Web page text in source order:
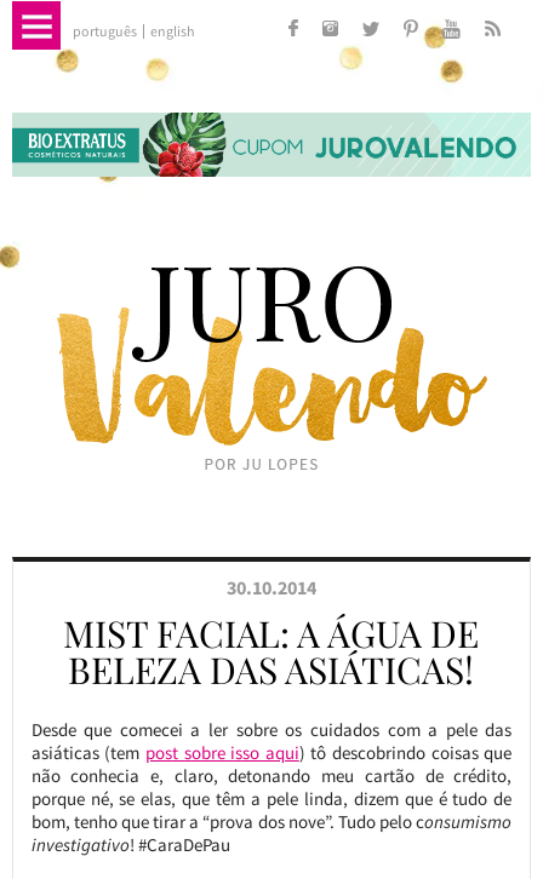
português english
30.10.2014
MIST FACIAL: A ÁGUA DE
BELEZA DAS ASIÁTICAS!
Desde que comecei a ler sobre os cuidados com a pele das
asiáticas (tem post sobre isso aqui) tô descobrindo coisas que
não conhecia e, claro, detonando meu cartão de crédito,
porque né, se elas, que têm a pele linda, dizem que é tudo de
bom, tenho que tirar a “prova dos nove”. Tudo pelo consumismo
investigativo! #CaraDePau